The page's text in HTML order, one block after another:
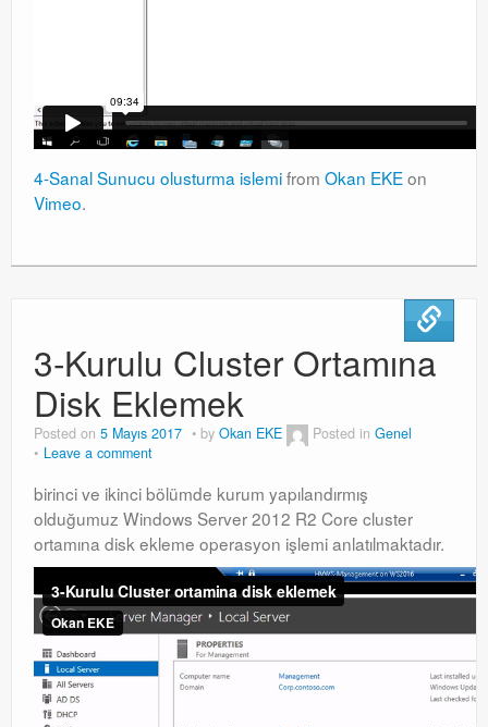
4-Sanal Sunucu olusturma islemifrom Okan EKEon
Vimeo.
3-Kurulu Cluster Ortamına
Disk Eklemek
Posted on 5 Mayıs 2017 by Okan EKE Posted in Genel
Leave a comment
birinci ve ikinci bölümde kurum yapılandırmış
olduğumuz Windows Server 2012 R2 Core cluster
ortamına disk ekleme operasyon işlemi anlatılmaktadır.